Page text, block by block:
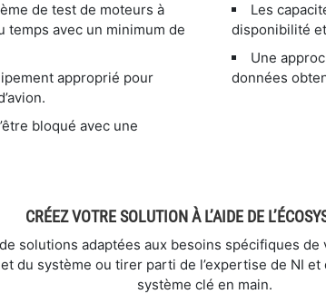
de test de moteurs à
avec un minimum de
approprié pour
bloqué avec une
Les
disponibilité
Une
données
CRÉEZ VOTRE SOLUTION À L’AIDE DE
solutions adaptées aux besoins spécifiques
du système ou tirer parti de l’expertise de NI
système clé en main.